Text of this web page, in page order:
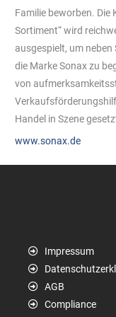
Familie beworben. Die
Sortiment“ wird
ausgespielt, um
die Marke Sonax zu
von
Handel in Szene
www.sonax.de
Impressum
AGB
Compliance